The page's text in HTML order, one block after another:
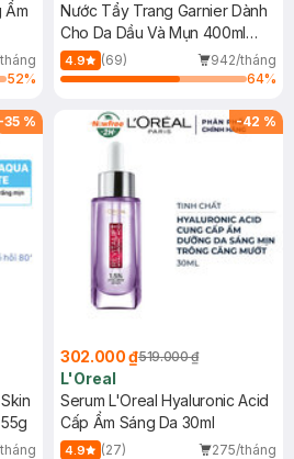
Ẩm
52%
Nước Tẩy Trang Garnier Dành
Cho Da Dầu Và Mụn 400ml
(Mới)
4.9 (69)
942/tháng
64%
-35 % -42 %
302.000 ₫519.000 ₫
L'Oreal
Serum L'Oreal Hyaluronic Acid
Cấp Ẩm Sáng Da 30ml
4.9 (27)
275/tháng